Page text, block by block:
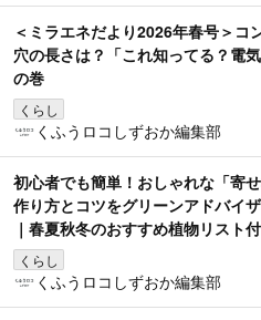
＜ミラエネだより2026年春号＞コ
穴の長さは？「これ知ってる？電気
の巻
くらし
くふうロコしずおか編集部
初心者でも簡単！おしゃれな「寄
作り方とコツをグリーンアドバイ
｜春夏秋冬のおすすめ植物リスト
くらし
くふうロコしずおか編集部